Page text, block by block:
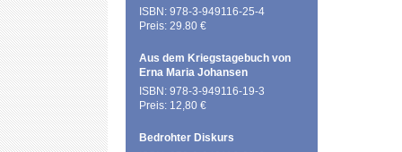
ISBN: 978-3-949116-25-4
Preis: 29.80 €
Aus dem Kriegstagebuch von
Erna Maria Johansen
ISBN: 978-3-949116-19-3
Preis: 12,80 €
Bedrohter Diskurs